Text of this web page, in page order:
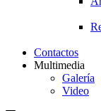
Contactos
Multimedia
Galería
Video